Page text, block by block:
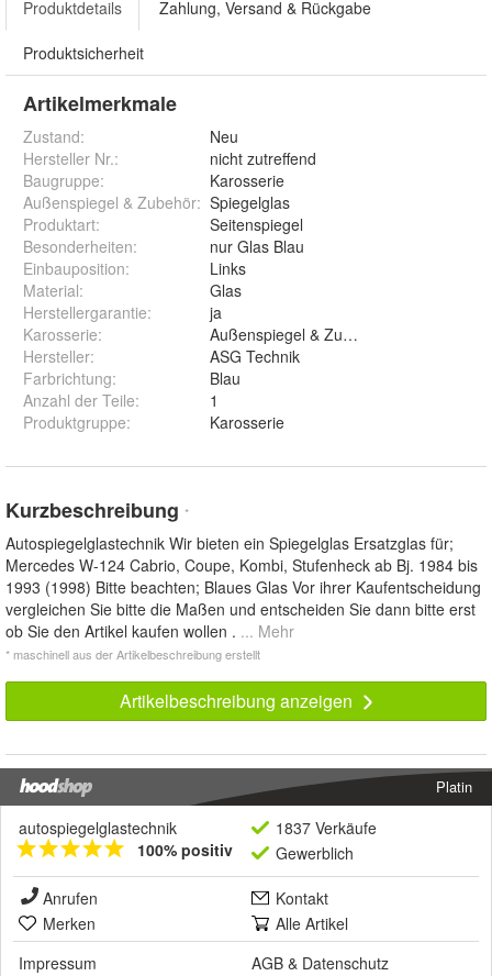
Produktdetails Zahlung, Versand & Rückgabe
Produktsicherheit
Artikelmerkmale
Zustand:
Neu
Hersteller Nr.:
nicht zutreffend
Baugruppe:
Karosserie
Außenspiegel & Zubehör: Spiegelglas
Produktart:
Seitenspiegel
Besonderheiten:
nur Glas Blau
Einbauposition:
Links
Material:
Glas
Herstellergarantie:
ja
Karosserie:
Außenspiegel & Zubehör
Hersteller:
ASG Technik
Farbrichtung:
Blau
Anzahl der Teile:
1
Produktgruppe: Karosserie
Kurzbeschreibung *
Autospiegelglastechnik Wir bieten ein Spiegelglas Ersatzglas für;
Mercedes W-124 Cabrio, Coupe, Kombi, Stufenheck ab Bj. 1984 bis
1993 (1998) Bitte beachten; Blaues Glas Vor ihrer Kaufentscheidung
vergleichen Sie bitte die Maßen und entscheiden Sie dann bitte erst
ob Sie den Artikel kaufen wollen . ... Mehr
* maschinell aus der Artikelbeschreibung erstellt
Artikelbeschreibung anzeigen
Platin
autospiegelglastechnik
100% positiv
1837 Verkäufe
Gewerblich
Anrufen
Kontakt
Merken
Alle Artikel
Impressum
AGB & Datenschutz